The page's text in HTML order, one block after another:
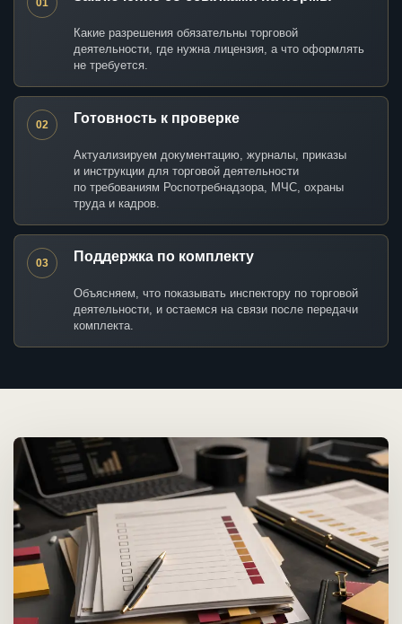
01
Какие разрешения обязательны торговой
деятельности, где нужна лицензия, а что оформлять
не требуется.
02 Готовность к проверке
Актуализируем документацию, журналы, приказы
и инструкции для торговой деятельности
по требованиям Роспотребнадзора, МЧС, охраны
труда и кадров.
03 Поддержка по комплекту
Объясняем, что показывать инспектору по торговой
деятельности, и остаемся на связи после передачи
комплекта.